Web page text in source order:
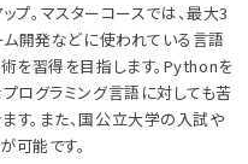
プ。マスターコースでは、最大3
開発などに使われている言語
を習得を目指します。Pythonを
ログラミング言語に対しても苦
す。また、国公立大学の入試や
可能です。